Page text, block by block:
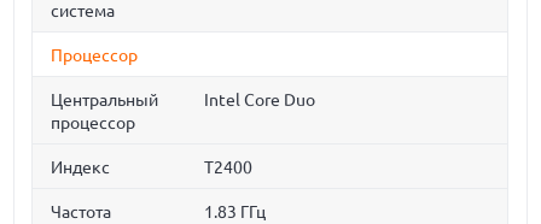
система
Процессор
Центральный
процессор
Intel Core Duo
Индекс T2400
Частота
1.83 ГГц